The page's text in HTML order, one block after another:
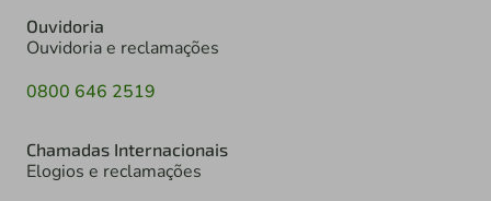
Ouvidoria
Ouvidoria e reclamações
0800 646 2519
Chamadas Internacionais
Elogios e reclamações